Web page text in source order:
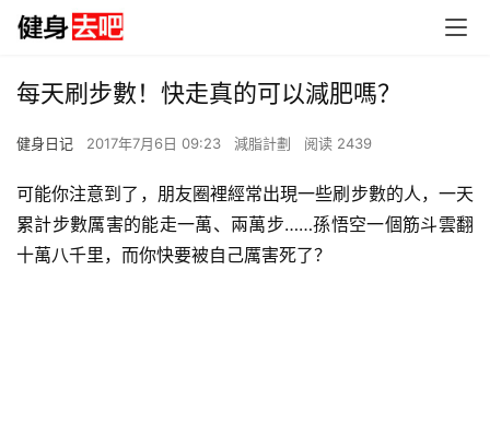
每天刷步數！快走真的可以減肥嗎？
健身日记 2017年7月6日 09:23 減脂計劃 阅读 2439
可能你注意到了，朋友圈裡經常出現一些刷步數的人，一天
累計步數厲害的能走一萬、兩萬步……孫悟空一個筋斗雲翻
十萬八千里，而你快要被自己厲害死了？